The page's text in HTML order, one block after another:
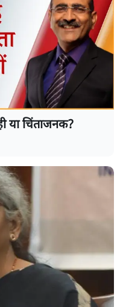
या चिंताजनक?